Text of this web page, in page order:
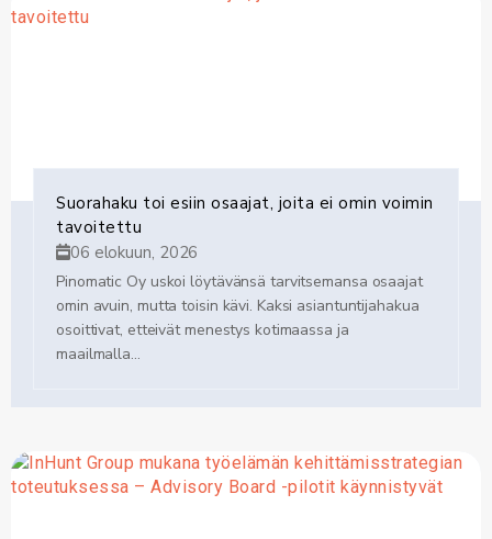
Suorahaku toi esiin osaajat, joita ei omin voimin
tavoitettu
06 elokuun, 2026
Pinomatic Oy uskoi löytävänsä tarvitsemansa osaajat
omin avuin, mutta toisin kävi. Kaksi asiantuntijahakua
osoittivat, etteivät menestys kotimaassa ja
maailmalla...